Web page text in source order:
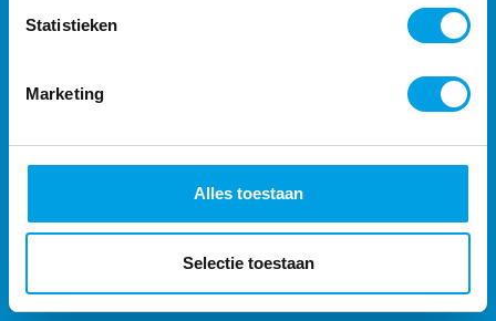
Statistieken
Marketing
Alles toestaan
Selectie toestaan
Toegangscontrole